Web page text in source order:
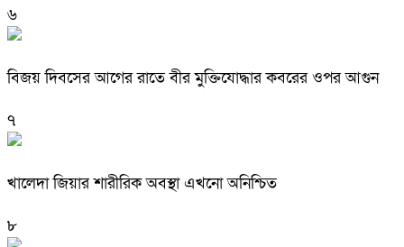
৬
বিজয় দিবসের আগের রাতে বীর মুক্তিযোদ্ধার কবরের ওপর আগুন
৭
খালেদা জিয়ার শারীরিক অবস্থা এখনো অনিশ্চিত
৮